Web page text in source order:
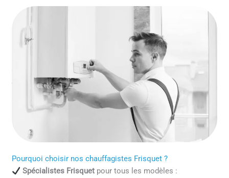
Pourquoi choisir nos chauffagistes Frisquet ?
Spécialistes Frisquetpour tous les modèles :